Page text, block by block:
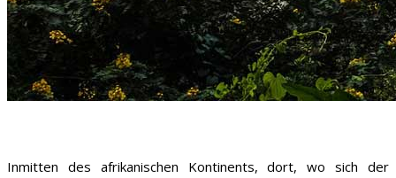
Inmitten des afrikanischen Kontinents, dort, wo sich der